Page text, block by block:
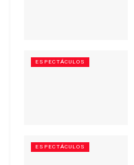
ESPECTÁCULOS
ESPECTÁCULOS